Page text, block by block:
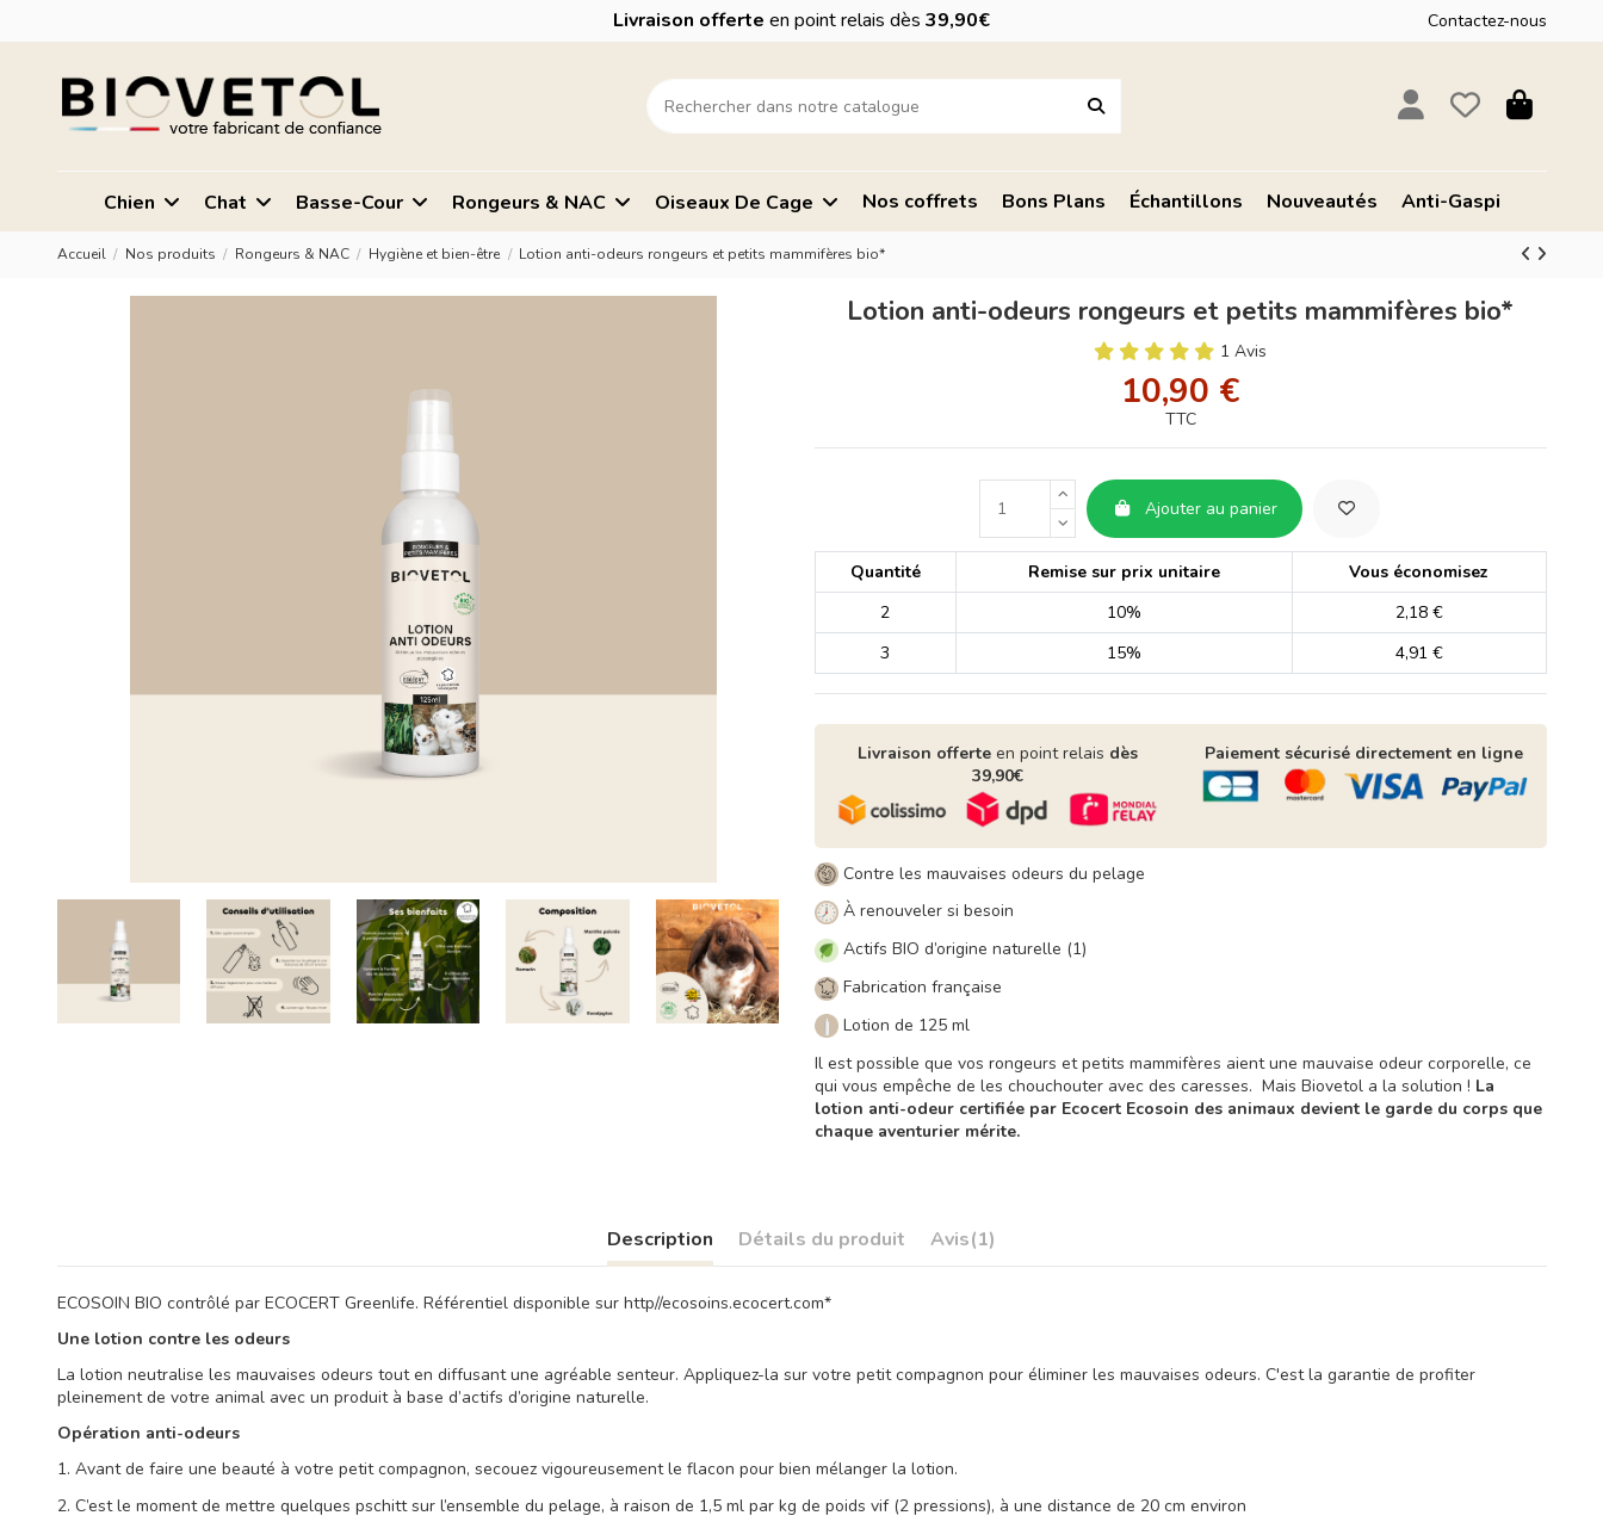
Livraison offerte en point relais dès 39,90€ Contactez-nous
Chien Chat Basse-Cour Rongeurs & NAC Oiseaux De Cage Nos coffrets Bons Plans Échantillons Nouveautés Anti-Gaspi
Accueil Nos produits Rongeurs & NAC Hygiène et bien-être Lotion anti-odeurs rongeurs et petits mammifères bio*
Lotion anti-odeurs rongeurs et petits mammifères bio*
1 Avis
10,90 €
TTC
Ajouter au panier
Quantité Remise sur prix unitaire
Vous économisez
2
10%
2,18 €
3
15% 4,91 €
Livraison offerteen point relais dès
39,90€
Paiement sécurisé directement en ligne
Contre les mauvaises odeurs du pelage
À renouveler si besoin
Actifs BIO d’origine naturelle (1)
Fabrication française
Lotion de 125 ml
Il est possible que vos rongeurs et petits mammifères aient une mauvaise odeur corporelle, ce
qui vous empêche de les chouchouter avec des caresses. Mais Biovetol a la solution ! La
lotion anti-odeur certifiée par Ecocert Ecosoin des animaux devient le garde du corps que
chaque aventurier mérite.
Description Détails du produit Avis(1)
ECOSOIN BIO contrôlé par ECOCERT Greenlife. Référentiel disponible sur http//ecosoins.ecocert.com*
Une lotion contre les odeurs
La lotion neutralise les mauvaises odeurs tout en diffusant une agréable senteur. Appliquez-la sur votre petit compagnon pour éliminer les mauvaises odeurs. C'est la garantie de profiter
pleinement de votre animal avec un produit à base d’actifs d’origine naturelle.
Opération anti-odeurs
1. Avant de faire une beauté à votre petit compagnon, secouez vigoureusement le flacon pour bien mélanger la lotion.
2. C’est le moment de mettre quelques pschitt sur l’ensemble du pelage, à raison de 1,5 ml par kg de poids vif (2 pressions), à une distance de 20 cm environ